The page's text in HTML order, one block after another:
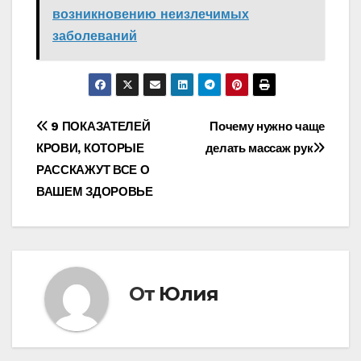
возникновению неизлечимых
заболеваний
Навигация
по
записям
Почему нужно чаще
делать массаж рук
9 ПОКАЗАТЕЛЕЙ
КРОВИ, КОТОРЫЕ
РАССКАЖУТ ВСЕ О
ВАШЕМ ЗДОРОВЬЕ
От Юлия